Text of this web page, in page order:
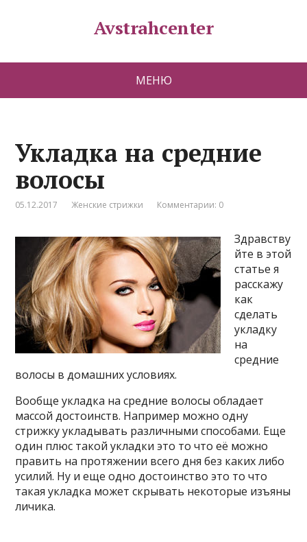
Avstrahcenter
МЕНЮ
Укладка на средние
волосы
05.12.2017 Женские стрижки Комментарии: 0
Здравству
йте в этой
статье я
расскажу
как
сделать
укладку
на
средние
волосы в домашних условиях.
Вообще укладка на средние волосы обладает
массой достоинств. Например можно одну
стрижку укладывать различными способами. Еще
один плюс такой укладки это то что её можно
править на протяжении всего дня без каких либо
усилий. Ну и еще одно достоинство это то что
такая укладка может скрывать некоторые изъяны
личика.